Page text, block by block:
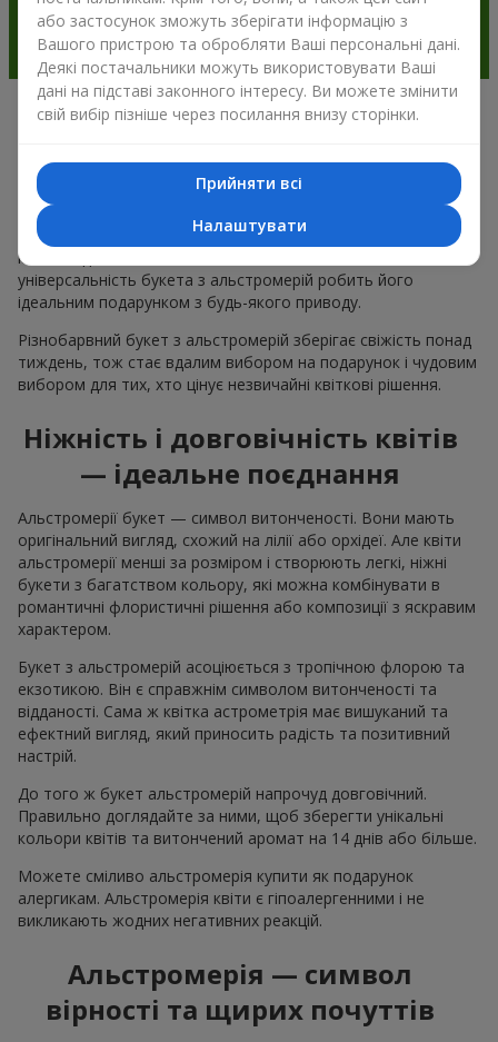
Чому варто вибрати букет з
альстромерії в м.Коростишев
Альстромерія квітка — це ніжність і естетика в одному
букеті. Чарівні кольори пелюсток і незвична форма ніжних
квітів подобається багатьом
універсальність букета з альстромерій робить його
ідеальним подарунком з будь-якого приводу.
Різнобарвний букет з альстромерій зберігає свіжість понад
тиждень, тож стає вдалим вибором на подарунок і чудовим
вибором для тих, хто цінує незвичайні квіткові рішення.
Ніжність і довговічність квітів
— ідеальне поєднання
Альстромерії букет — символ витонченості. Вони мають
оригінальний вигляд, схожий на лілії або орхідеї. Але квіти
альстромерії менші за розміром і створюють легкі, ніжні
букети з багатством кольору, які можна комбінувати в
романтичні флористичні рішення або композиції з яскравим
характером.
Букет з альстромерій асоціюється з тропічною флорою та
екзотикою. Він є справжнім символом витонченості та
відданості. Сама ж квітка астрометрія має вишуканий та
ефектний вигляд, який приносить радість та позитивний
настрій.
До того ж букет альстромерій напрочуд довговічний.
Правильно доглядайте за ними, щоб зберегти унікальні
кольори квітів та витончений аромат на 14 днів або більше.
Можете сміливо альстромерія купити як подарунок
алергикам. Альстромерія квіти є гіпоалергенними і не
викликають жодних негативних реакцій.
Альстромерія — символ
вірності та щирих почуттів
або застосунок зможуть зберігати інформацію з
Вашого пристрою та обробляти Ваші персональні дані.
Деякі постачальники можуть використовувати Ваші
дані на підставі законного інтересу. Ви можете змінити
свій вибір пізніше через посилання внизу сторінки.
Прийняти всі
Налаштувати